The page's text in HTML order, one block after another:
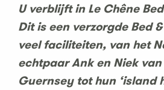
U verblijft in Le Chêne
Dit is een verzorgde Bed
veel faciliteiten, van het
echtpaar Ank en Niek
Guernsey tot hun ‘island